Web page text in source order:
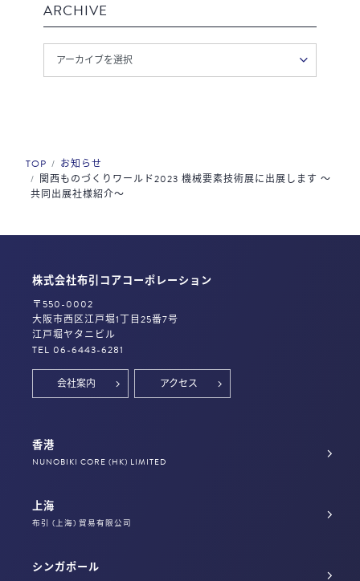
ARCHIVE
TOP
お知らせ
関西ものづくりワールド2023 機械要素技術展に出展します ～
共同出展社様紹介～
株式会社布引コアコーポレーション
〒550-0002
大阪市西区江戸堀1丁目25番7号
江戸堀ヤタニビル
TEL 06-6443-6281
会社案内 アクセス
香港
NUNOBIKI CORE (HK) LIMITED
上海
布引 (上海) 貿易有限公司
シンガポール